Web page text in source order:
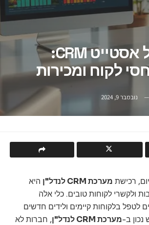
משיכת ריל אסטייט CRM:
לקוח ומכירות
נובמבר 9, 2024
רכישת מערכת CRM לנדל"ן
היא
ולקשרי לקוחות טובים. כלי אלה
לטפל בלקוחות קיימים ולידים חדשים
נכון ב-מערכת CRM לנדל"ן
, חברות לא